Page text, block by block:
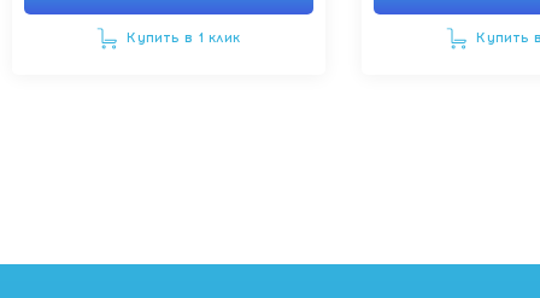
Купить в 1 клик Купить